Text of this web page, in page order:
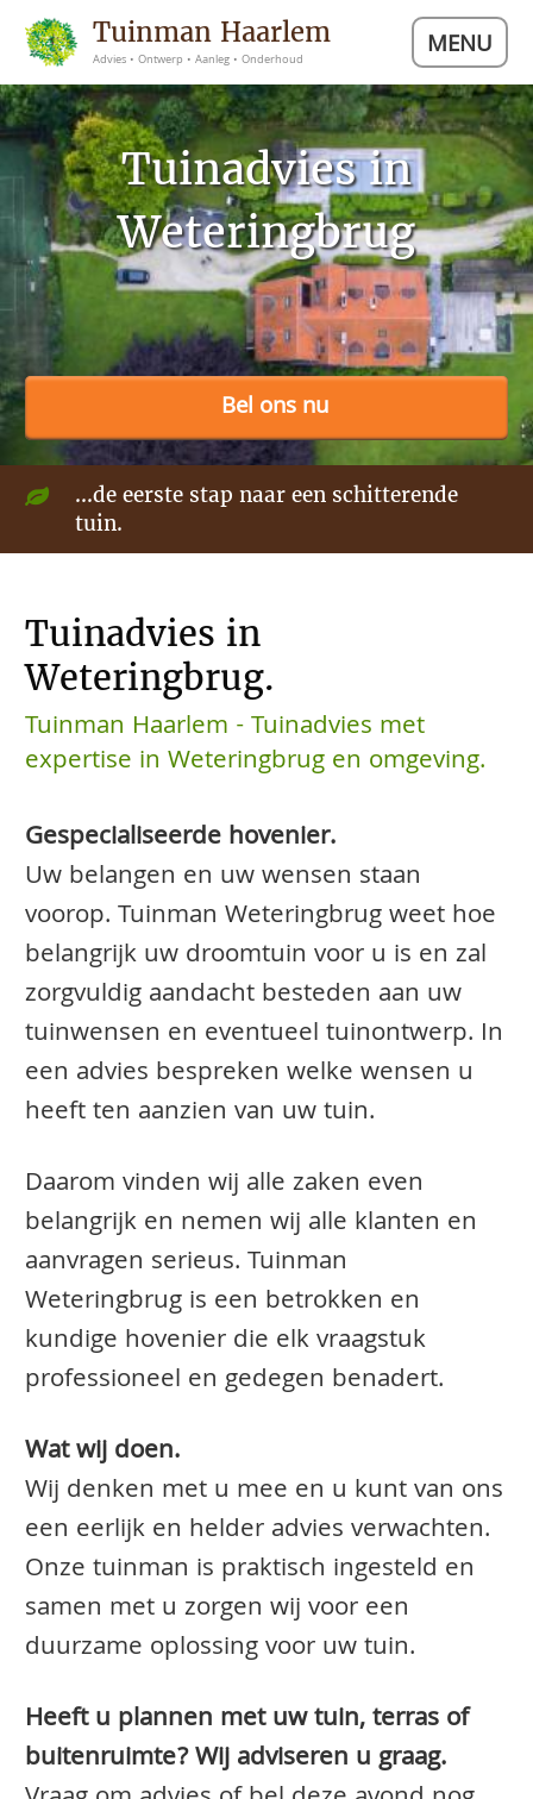
Tuinman Haarlem
Advies • Ontwerp • Aanleg • Onderhoud MENU
Tuinadvies in
Weteringbrug
Bel ons nu
...de eerste stap naar een schitterende
tuin.
Tuinadvies in
Weteringbrug.
Tuinman Haarlem - Tuinadvies met
expertise in Weteringbrug en omgeving.
Gespecialiseerde hovenier.
Uw belangen en uw wensen staan
voorop. Tuinman Weteringbrug weet hoe
belangrijk uw droomtuin voor u is en zal
zorgvuldig aandacht besteden aan uw
tuinwensen en eventueel tuinontwerp. In
een advies bespreken welke wensen u
heeft ten aanzien van uw tuin.
Daarom vinden wij alle zaken even
belangrijk en nemen wij alle klanten en
aanvragen serieus. Tuinman
Weteringbrug is een betrokken en
kundige hovenier die elk vraagstuk
professioneel en gedegen benadert.
Wat wij doen.
Wij denken met u mee en u kunt van ons
een eerlijk en helder advies verwachten.
Onze tuinman is praktisch ingesteld en
samen met u zorgen wij voor een
duurzame oplossing voor uw tuin.
Heeft u plannen met uw tuin, terras of
buitenruimte? Wij adviseren u graag.